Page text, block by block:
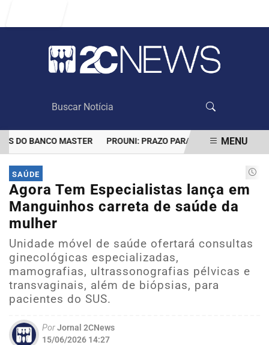
BANCO MASTER PROUNI: PRAZO PARA COMPROVAR
EM ALTA
MENU
SAÚDE
Agora Tem Especialistas lança em
Manguinhos carreta de saúde da
mulher
Unidade móvel de saúde ofertará consultas
ginecológicas especializadas,
mamografias, ultrassonografias pélvicas e
transvaginais, além de biópsias, para
pacientes do SUS.
PorJornal 2CNews
15/06/2026 14:27